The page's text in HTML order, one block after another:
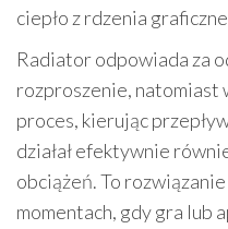
ciepło z rdzenia
Radiator odpowiada za
rozproszenie, natomiast
proces, kierując
działał efektywnie
obciążeń. To
momentach, gdy gra lub